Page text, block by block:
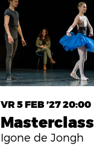
Masterclass
Igone de Jongh
VR 5 FEB ’2720:00